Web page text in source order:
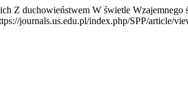
Z duchowieństwem W świetle
journals.us.edu.pl/index.php/SPP/article/